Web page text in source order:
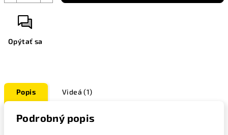
Opýtať sa
Popis Videá (1)
Podrobný popis